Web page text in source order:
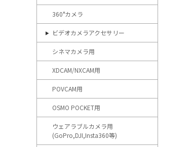
360°カメラ
ビデオカメラアクセサリー
シネマカメラ用
XDCAM/NXCAM用
POVCAM用
OSMO POCKET用
ウェアラブルカメラ用
(GoPro,DJI,Insta360等)